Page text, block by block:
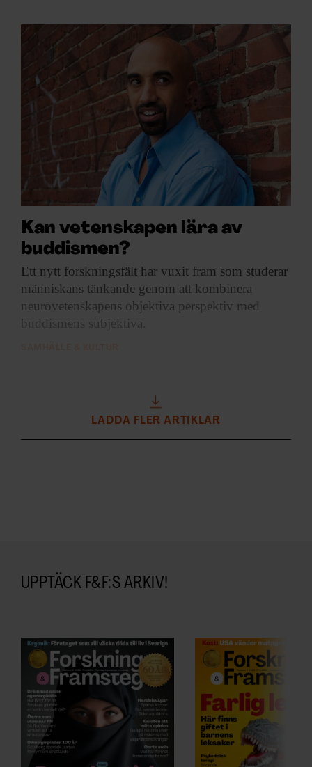
Kan vetenskapen lära av
buddismen?
Ett nytt forskningsfält har vuxit fram som studerar
människans tänkande genom att kombinera
neurovetenskapens objektiva perspektiv med
buddismens subjektiva.
LADDA FLER ARTIKLAR
UPPTÄCK F&F:S ARKIV!